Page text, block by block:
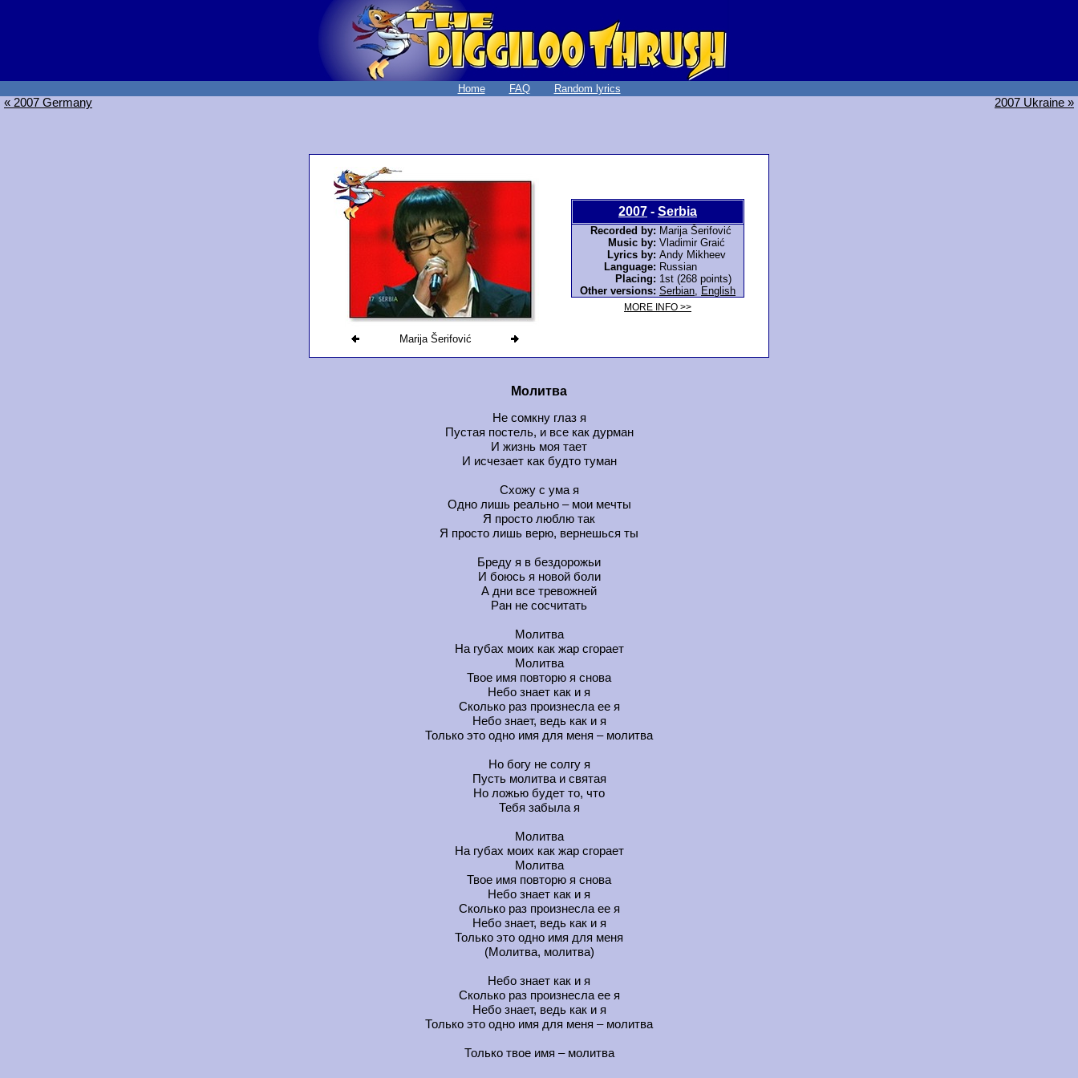
Home FAQ Random lyrics
« 2007 Germany 2007 Ukraine »
Marija Šerifović
2007 - Serbia
Recorded by: Marija Šerifović
Music by: Vladimir Graić
Lyrics by: Andy Mikheev
Language: Russian
Placing: 1st (268 points)
Other versions: Serbian English
MORE INFO >>
Молитва
Не сомкну глаз я
Пустая постель, и все как дурман
И жизнь моя тает
И исчезает как будто туман
Схожу с ума я
Одно лишь реально – мои мечты
Я просто люблю так
Я просто лишь верю, вернешься ты
Бреду я в бездорожьи
И боюсь я новой боли
А дни все тревожней
Ран не сосчитать
Молитва
На губах моих как жар сгорает
Молитва
Твое имя повторю я снова
Небо знает как и я
Сколько раз произнесла ее я
Небо знает, ведь как и я
Только это одно имя для меня – молитва
Но богу не солгу я
Пусть молитва и святая
Но ложью будет то, что
Тебя забыла я
Молитва
На губах моих как жар сгорает
Молитва
Твое имя повторю я снова
Небо знает как и я
Сколько раз произнесла ее я
Небо знает, ведь как и я
Только это одно имя для меня
(Молитва, молитва)
Небо знает как и я
Сколько раз произнесла ее я
Небо знает, ведь как и я
Только это одно имя для меня – молитва
Только твое имя – молитва